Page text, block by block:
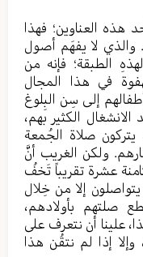
هذه العناوين؛ فهذا
والذي لا يفهَم أصول
الطبقة؛ فإنه من
في هذا المجال
إلى سِن البِلوغ
الكثير بهم،
يتركون صلاة الجُمعة
ولكن الغريب أنَّ
عشرة تقريباً تَخفُ
إلا من خِلال
صلتهم بأولادهم،
علينا أن نتعرف على
إذا لم نتقُن هذا